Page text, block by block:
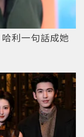
利一句話成她